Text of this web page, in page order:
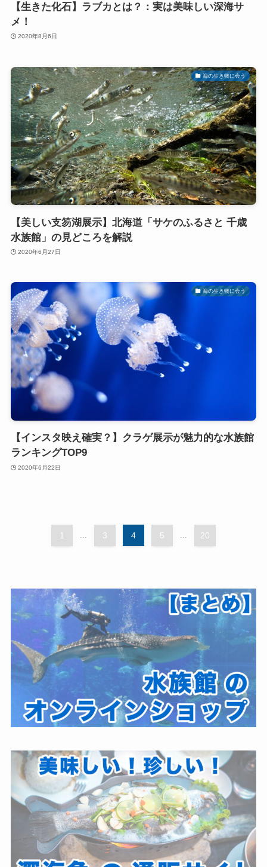
【生きた化石】ラブカとは？：実は美味しい深海サ
メ！
2020年8月6日
海の生き物に会う
【美しい支笏湖展示】北海道「サケのふるさと 千歳
水族館」の見どころを解説
2020年6月27日
海の生き物に会う
【インスタ映え確実？】クラゲ展示が魅力的な水族館
ランキングTOP9
2020年6月22日
1 ... 3 4 5 ... 20